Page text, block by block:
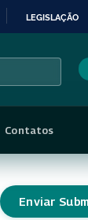
LEGISLAÇÃO
Contatos
Enviar